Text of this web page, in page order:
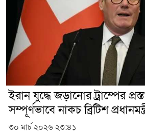
ইরান যুদ্ধে জড়ানোর ট্রাম্পের
সম্পূর্ণভাবে নাকচ ব্রিটিশ
৩০ মার্চ ২০২৬ ২৩:৪১